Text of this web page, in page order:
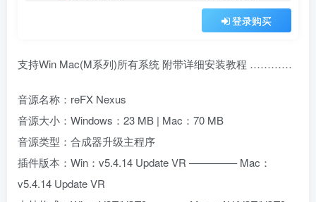
登录购买
支持Win Mac(M系列)所有系统 附带详细安装教程 …………
音源名称：reFX Nexus
音源大小：Windows：23 MB | Mac：70 MB
音源类型：合成器升级主程序
插件版本：Win：v5.4.14 Update VR ————– Mac：
v5.4.14 Update VR